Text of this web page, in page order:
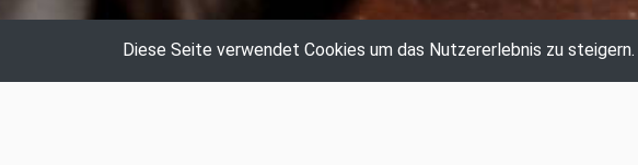
Diese Seite verwendet Cookies um das Nutzererlebnis zu steigern.